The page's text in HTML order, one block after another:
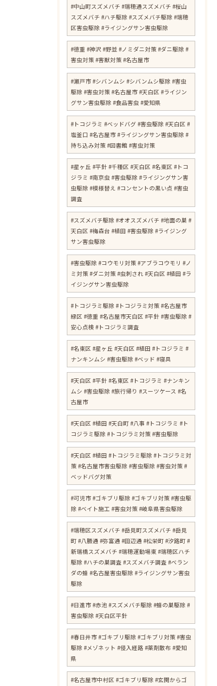
#中山町スズメバチ #瑞穂通スズメバチ #桜山
スズメバチ #ハチ駆除 #スズメバチ駆除 #瑞穂
区害虫駆除 #ライジングサン害虫駆除
#徳重 #神沢 #野並 #ノミダニ対策 #ダニ駆除 #
害虫対策 #害獣対策 #名古屋市
#瀬戸市 #シバンムシ #シバンムシ駆除 #害虫
駆除 #害虫対策 #名古屋市 #天白区 #ライジン
グサン害虫駆除 #食品害虫 #愛知県
#トコジラミ #ベッドバグ #害虫駆除 #天白区 #
塩釜口 #名古屋市 #ライジングサン害虫駆除 #
持ち込み対策 #図書館 #害虫対策
​#星ヶ丘 #平針 #千種区 #天白区 #名東区 #トコ
ジラミ #南京虫 #害虫駆除 #ライジングサン害
虫駆除 #模様替え #コンセントの黒い点 #害虫
調査
#スズメバチ駆除 #オオスズメバチ #地面の巣 #
天白区 #梅森台 #植田 #害虫駆除 #ライジング
サン害虫駆除
#害虫駆除 #コウモリ対策 #アブラコウモリ #ノ
ミ対策 #ダニ対策 #虫刺され #天白区 #植田 #ラ
イジングサン害虫駆除
#トコジラミ駆除 #トコジラミ対策 #名古屋市
緑区 #徳重 #名古屋市天白区 #平針 #害虫駆除 #
安心点検 #トコジラミ調査
#名東区 #星ヶ丘 #天白区 #植田 #トコジラミ #
ナンキンムシ #害虫駆除 #ベッド #寝具
#天白区 #平針 #名東区 #トコジラミ #ナンキン
ムシ #害虫駆除 #旅行帰り #スーツケース #名
古屋市
#天白区 #植田 #天白町 #八事 #トコジラミ #ト
コジラミ駆除 #トコジラミ対策 #害虫駆除
#天白区 #植田 #トコジラミ駆除 #トコジラミ対
策 #名古屋市害虫駆除 #害虫駆除 #害虫対策 #
ベッドバグ対策
#可児市 #ゴキブリ駆除 #ゴキブリ対策 #害虫駆
除 #ベイト施工 #害虫対策 #岐阜県害虫駆除
#瑞穂区スズメバチ #岳見町スズメバチ #岳見
町 #八勝通 #弥富通 #田辺通 #松栄町 #汐路町 #
新瑞橋スズメバチ #瑞穂運動場東 #瑞穂区ハチ
駆除 #ハチの巣調査 #スズメバチ調査 #ベラン
ダの蜂 #名古屋害虫駆除 #ライジングサン害虫
駆除
#日進市 #赤池 #スズメバチ駆除 #蜂の巣駆除 #
害虫駆除 #天白区平針
#春日井市 #ゴキブリ駆除 #ゴキブリ対策 #害虫
駆除 #メゾネット #侵入経路 #薬剤散布 #愛知
県
#名古屋市中村区 #ゴキブリ駆除 #玄関からゴ
お問い合わせはこちら